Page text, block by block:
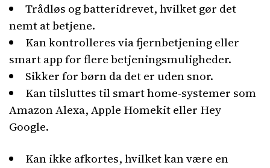
Trådløs og batteridrevet, hvilket gør det
nemt at betjene.
Kan kontrolleres via fjernbetjening eller
smart app for flere betjeningsmuligheder.
Sikker for børn da det er uden snor.
Kan tilsluttes til smart home-systemer som
Amazon Alexa, Apple Homekit eller Hey
Google.
Kan ikke afkortes, hvilket kan være en